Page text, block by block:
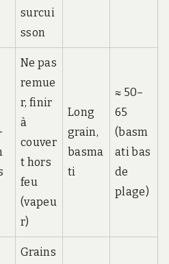
surcui
sson
Ne pas
remue
r, finir
à
couver
t hors
feu
(vapeu
r)
Long
grain,
basma
ti
≈ 50–
65
(basm
ati bas
de
plage)
Grains